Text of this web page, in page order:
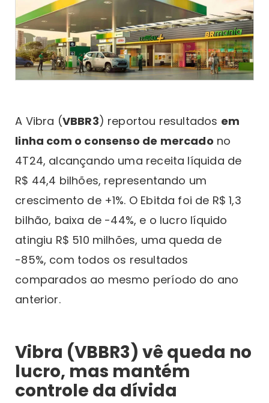
A Vibra (VBBR3) reportou resultados em
linha com o consenso de mercado no
4T24, alcançando uma receita líquida de
R$ 44,4 bilhões, representando um
crescimento de +1%. O Ebitda foi de R$ 1,3
bilhão, baixa de -44%, e o lucro líquido
atingiu R$ 510 milhões, uma queda de
-85%, com todos os resultados
comparados ao mesmo período do ano
anterior.
Vibra (VBBR3) vê queda no
lucro, mas mantém
controle da dívida